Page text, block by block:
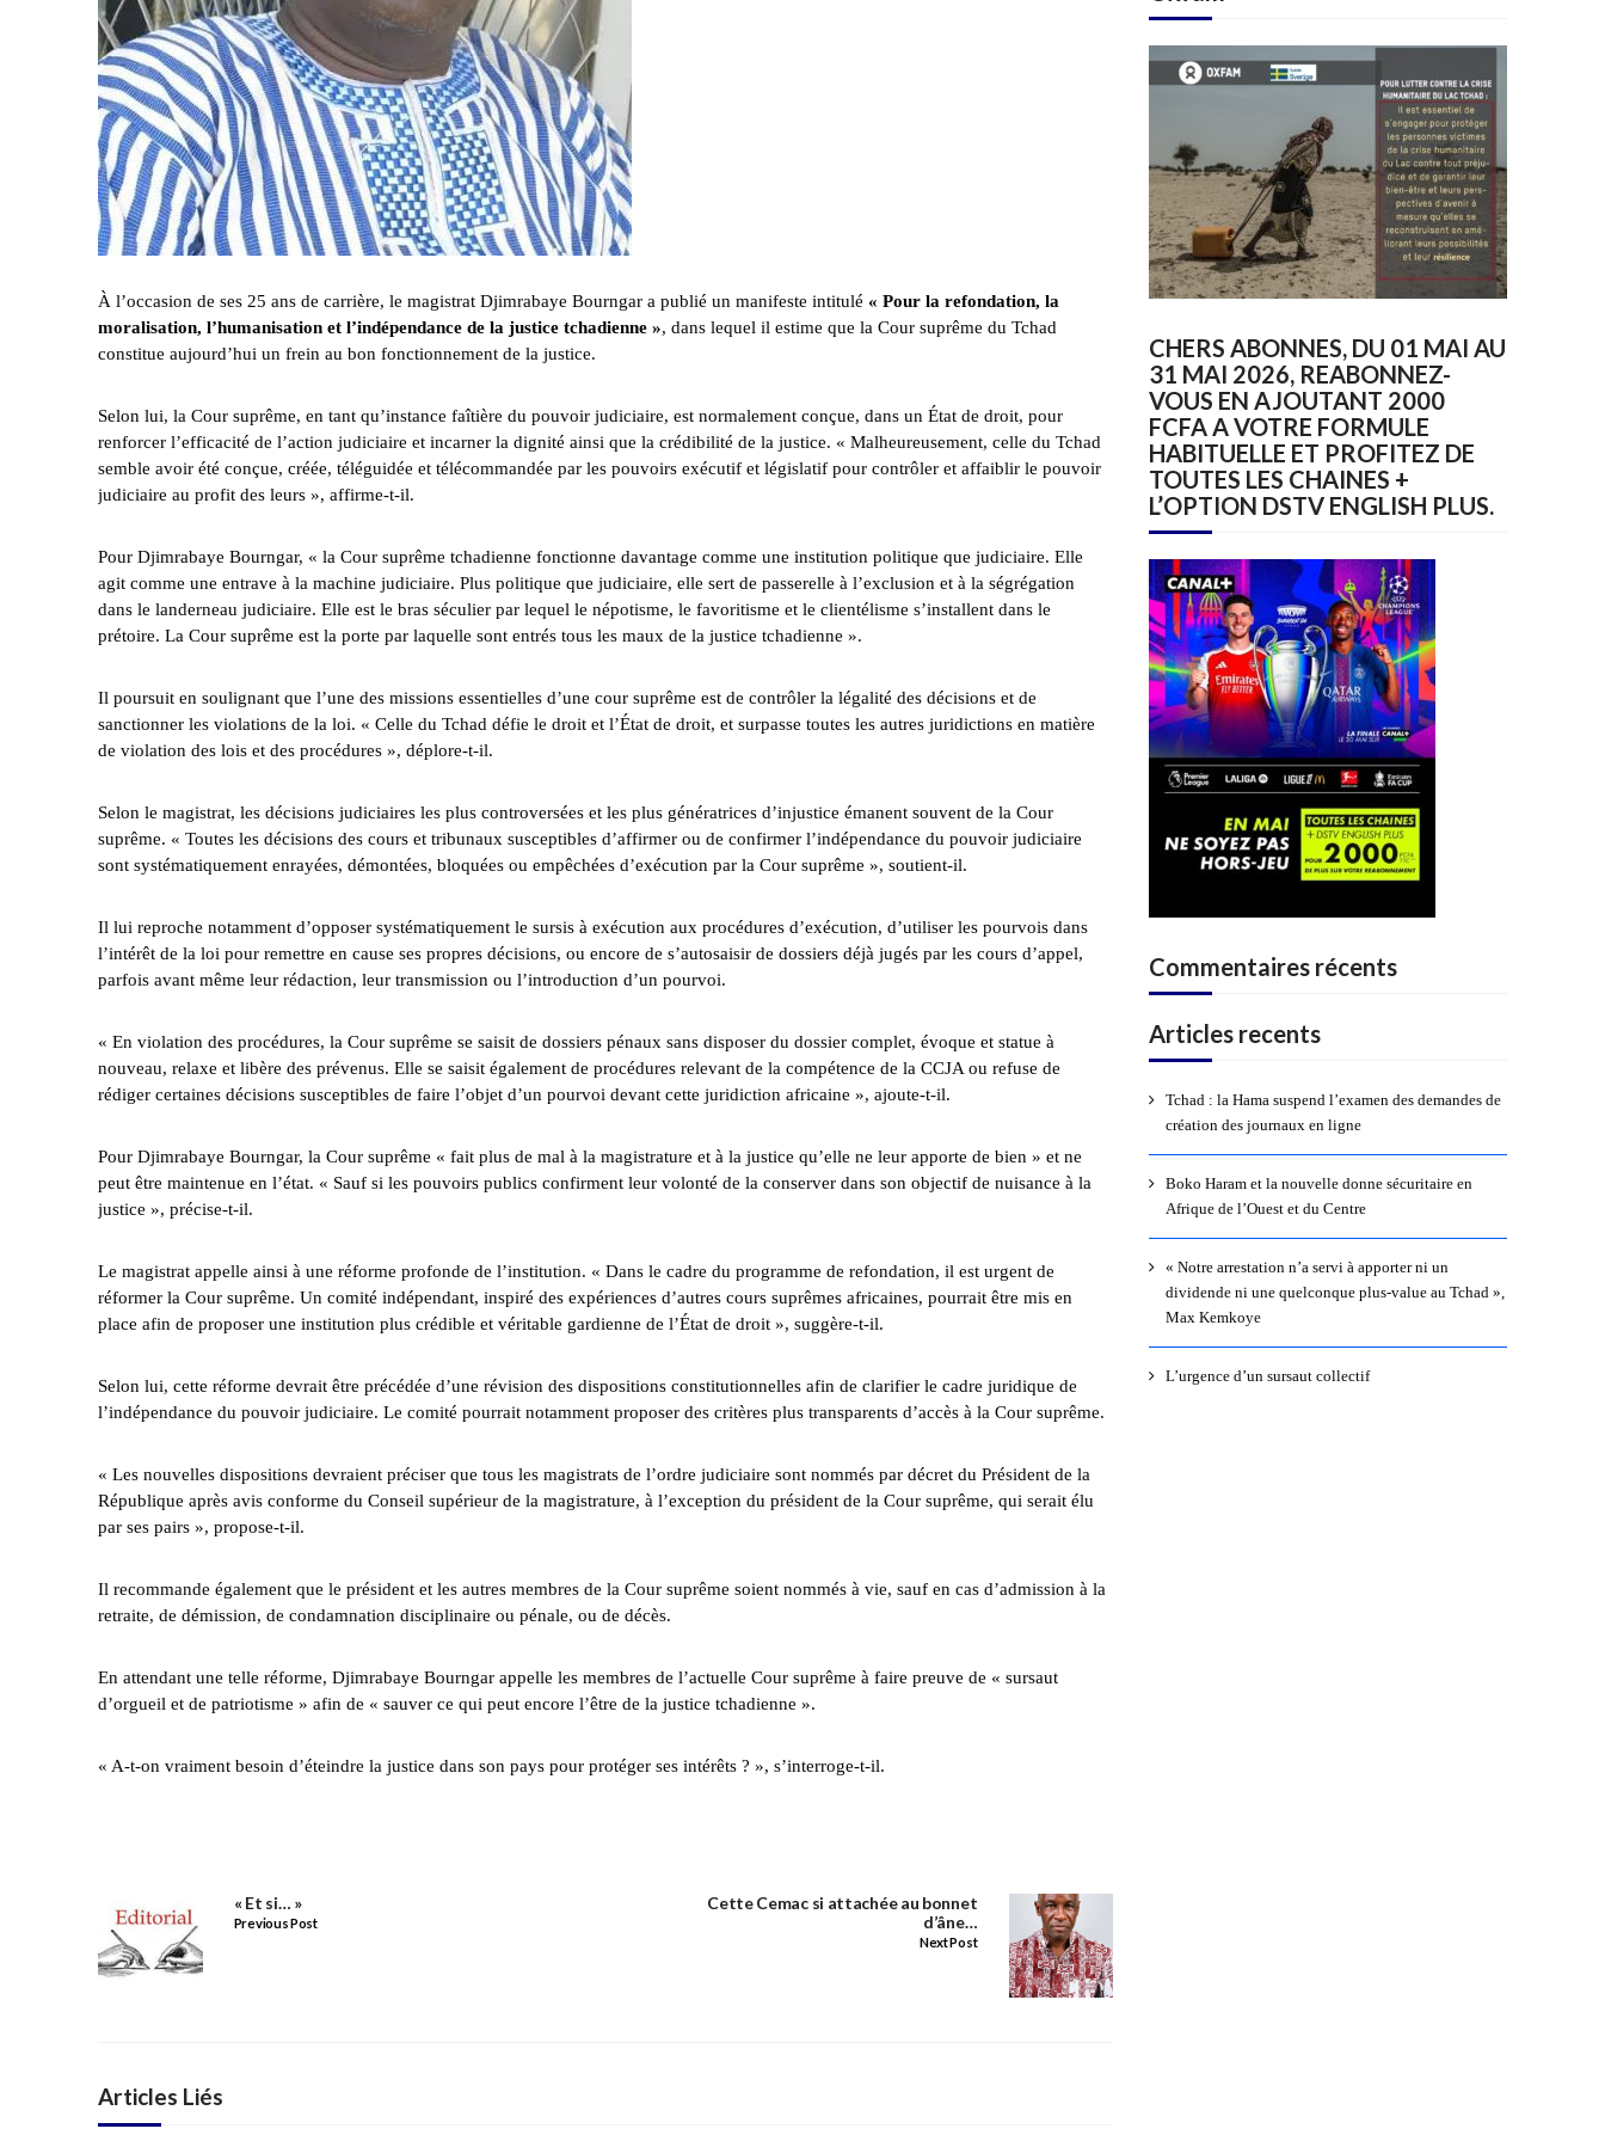
À l’occasion de ses 25 ans de carrière, le magistrat Djimrabaye Bourngar a publié un manifeste intitulé « Pour la refondation, la
moralisation, l’humanisation et l’indépendance de la justice tchadienne », dans lequel il estime que la Cour suprême du Tchad
constitue aujourd’hui un frein au bon fonctionnement de la justice.
Selon lui, la Cour suprême, en tant qu’instance faîtière du pouvoir judiciaire, est normalement conçue, dans un État de droit, pour
renforcer l’efficacité de l’action judiciaire et incarner la dignité ainsi que la crédibilité de la justice. « Malheureusement, celle du Tchad
semble avoir été conçue, créée, téléguidée et télécommandée par les pouvoirs exécutif et législatif pour contrôler et affaiblir le pouvoir
judiciaire au profit des leurs », affirme-t-il.
Pour Djimrabaye Bourngar, « la Cour suprême tchadienne fonctionne davantage comme une institution politique que judiciaire. Elle
agit comme une entrave à la machine judiciaire. Plus politique que judiciaire, elle sert de passerelle à l’exclusion et à la ségrégation
dans le landerneau judiciaire. Elle est le bras séculier par lequel le népotisme, le favoritisme et le clientélisme s’installent dans le
prétoire. La Cour suprême est la porte par laquelle sont entrés tous les maux de la justice tchadienne ».
Il poursuit en soulignant que l’une des missions essentielles d’une cour suprême est de contrôler la légalité des décisions et de
sanctionner les violations de la loi. « Celle du Tchad défie le droit et l’État de droit, et surpasse toutes les autres juridictions en matière
de violation des lois et des procédures », déplore-t-il.
Selon le magistrat, les décisions judiciaires les plus controversées et les plus génératrices d’injustice émanent souvent de la Cour
suprême. « Toutes les décisions des cours et tribunaux susceptibles d’affirmer ou de confirmer l’indépendance du pouvoir judiciaire
sont systématiquement enrayées, démontées, bloquées ou empêchées d’exécution par la Cour suprême », soutient-il.
Il lui reproche notamment d’opposer systématiquement le sursis à exécution aux procédures d’exécution, d’utiliser les pourvois dans
l’intérêt de la loi pour remettre en cause ses propres décisions, ou encore de s’autosaisir de dossiers déjà jugés par les cours d’appel,
parfois avant même leur rédaction, leur transmission ou l’introduction d’un pourvoi.
« En violation des procédures, la Cour suprême se saisit de dossiers pénaux sans disposer du dossier complet, évoque et statue à
nouveau, relaxe et libère des prévenus. Elle se saisit également de procédures relevant de la compétence de la CCJA ou refuse de
rédiger certaines décisions susceptibles de faire l’objet d’un pourvoi devant cette juridiction africaine », ajoute-t-il.
Pour Djimrabaye Bourngar, la Cour suprême « fait plus de mal à la magistrature et à la justice qu’elle ne leur apporte de bien » et ne
peut être maintenue en l’état. « Sauf si les pouvoirs publics confirment leur volonté de la conserver dans son objectif de nuisance à la
justice », précise-t-il.
Le magistrat appelle ainsi à une réforme profonde de l’institution. « Dans le cadre du programme de refondation, il est urgent de
réformer la Cour suprême. Un comité indépendant, inspiré des expériences d’autres cours suprêmes africaines, pourrait être mis en
place afin de proposer une institution plus crédible et véritable gardienne de l’État de droit », suggère-t-il.
Selon lui, cette réforme devrait être précédée d’une révision des dispositions constitutionnelles afin de clarifier le cadre juridique de
l’indépendance du pouvoir judiciaire. Le comité pourrait notamment proposer des critères plus transparents d’accès à la Cour suprême.
« Les nouvelles dispositions devraient préciser que tous les magistrats de l’ordre judiciaire sont nommés par décret du Président de la
République après avis conforme du Conseil supérieur de la magistrature, à l’exception du président de la Cour suprême, qui serait élu
par ses pairs », propose-t-il.
Il recommande également que le président et les autres membres de la Cour suprême soient nommés à vie, sauf en cas d’admission à la
retraite, de démission, de condamnation disciplinaire ou pénale, ou de décès.
En attendant une telle réforme, Djimrabaye Bourngar appelle les membres de l’actuelle Cour suprême à faire preuve de « sursaut
d’orgueil et de patriotisme » afin de « sauver ce qui peut encore l’être de la justice tchadienne ».
« A-t-on vraiment besoin d’éteindre la justice dans son pays pour protéger ses intérêts ? », s’interroge-t-il.
« Et si… »
Previous Post
Cette Cemac si attachée au bonnet
d’âne…
Next Post
Articles Liés
CHERS ABONNES, DU 01 MAI AU
31 MAI 2026, REABONNEZ-
VOUS EN AJOUTANT 2000
FCFA A VOTRE FORMULE
HABITUELLE ET PROFITEZ DE
TOUTES LES CHAINES +
L’OPTION DSTV ENGLISH PLUS.
Commentaires récents
Articles recents
Tchad : la Hama suspend l’examen des demandes de
création des journaux en ligne
Boko Haram et la nouvelle donne sécuritaire en
Afrique de l’Ouest et du Centre
« Notre arrestation n’a servi à apporter ni un
dividende ni une quelconque plus-value au Tchad »,
Max Kemkoye
L’urgence d’un sursaut collectif